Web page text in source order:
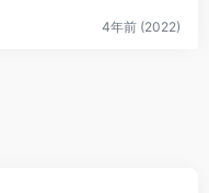
4年前 (2022)